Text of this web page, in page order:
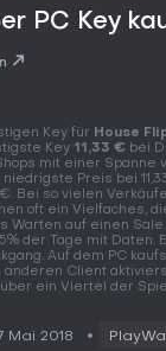
PC Key
Key für House
Key 11,33 € bei
mit einer Spanne
Preis bei
Bei so vielen
oft ein Vielfaches,
Warten auf einen
der Tage mit Daten.
Auf dem PC
anderen Client
ein Viertel der
Mai 2018